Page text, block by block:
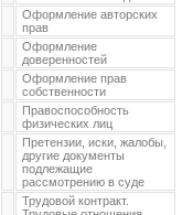
Оформление авторских
прав
Оформление
доверенностей
Оформление прав
собственности
Правоспособность
физических лиц
Претензии, иски, жалобы,
другие документы
подлежащие
рассмотрению в суде
Трудовой контракт.